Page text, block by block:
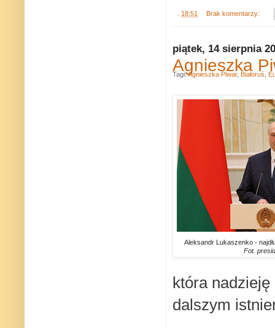
18:51 Brak komentarzy:
piątek, 14 sierpnia
Agnieszka
Aleksandr Lukaszenko -
Fot.
która nadzieję
dalszym
Tagi:Agnieszka Piwar, Białoruś,